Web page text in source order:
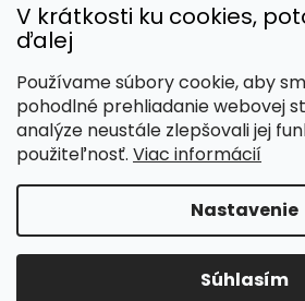
V krátkosti ku cookies,
ďalej
Používame súbory cookie, aby
pohodlné prehliadanie webovej
analýze neustále zlepšovali jej
použiteľnosť. Viac informácií
Nastavenie
Súhlasím
Obľúbené spôsoby
Copyright 2026
vyhradené.Upraviť